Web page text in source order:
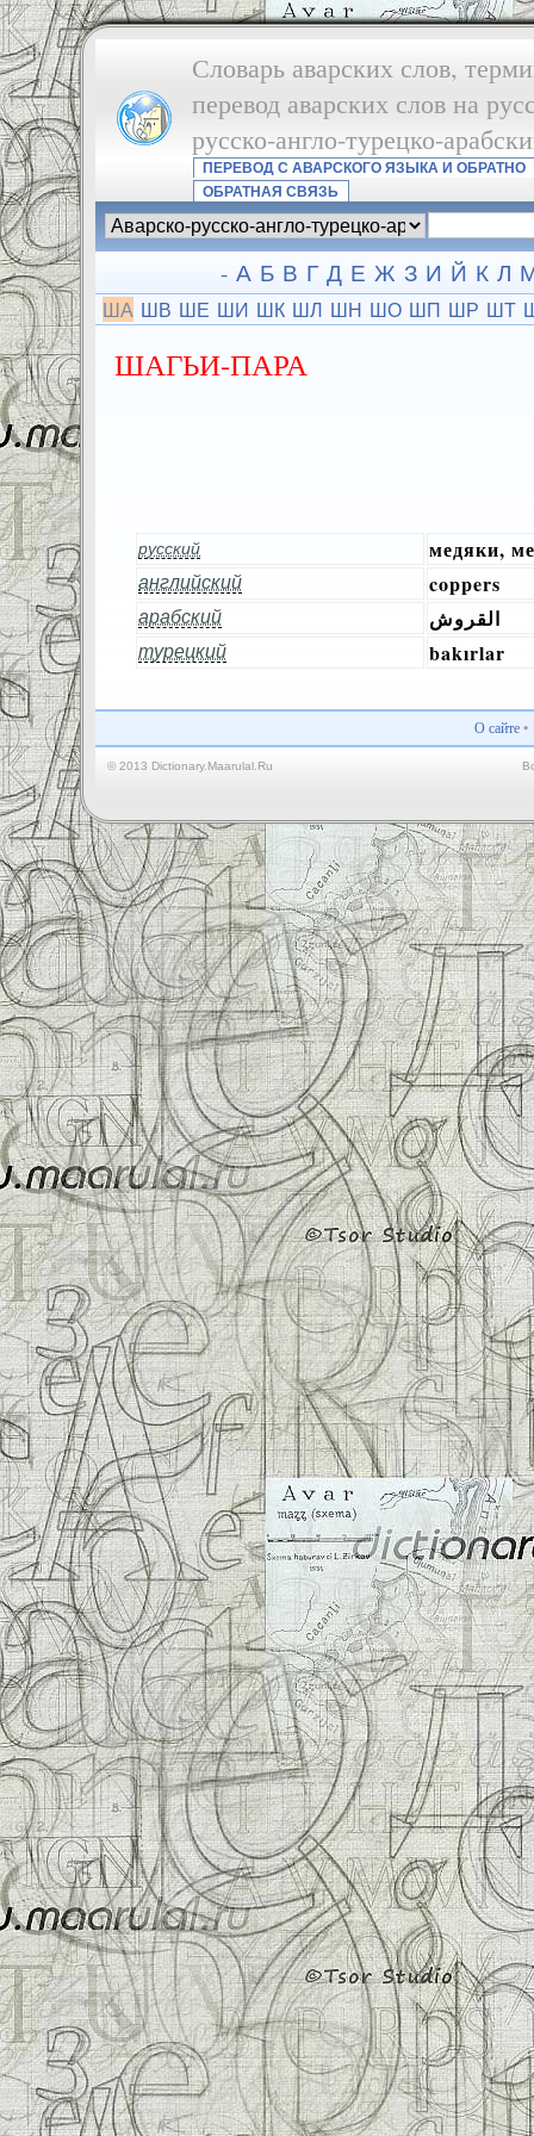
Словарь аварских слов,
перевод аварских слов на
русско-англо-турецко-
ПЕРЕВОД С АВАРСКОГО ЯЗЫКА И ОБРАТНО
ОБРАТНАЯ СВЯЗЬ
- А Б В Г Д Е Ж З И Й К Л
ША ШВ ШЕ ШИ ШК ШЛ ШН ШО ШП ШР ШТ
ШАГЬИ-ПАРА
русский медяки,
английский coppers
арабский القروش
турецкий bakırlar
О сайте•
© 2013 Dictionary.Maarulal.Ru